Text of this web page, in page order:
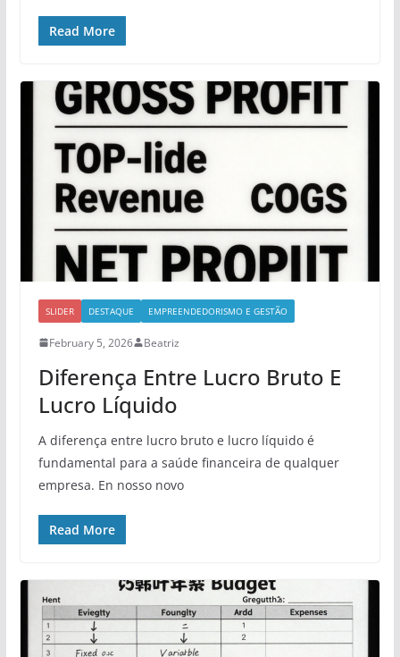
Read More
SLIDER DESTAQUE EMPREENDEDORISMO E GESTÃO
February 5, 2026 Beatriz
Diferença Entre Lucro Bruto E
Lucro Líquido
A diferença entre lucro bruto e lucro líquido é
fundamental para a saúde financeira de qualquer
empresa. En nosso novo
Read More